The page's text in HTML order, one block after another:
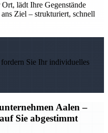
lädt Ihre Gegenstände
Ziel – strukturiert, schnell
Sie Ihr individuelles
Aalen –
Sie abgestimmt